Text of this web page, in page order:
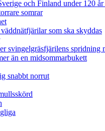
och Finland under 120 år
somrar
som ska skyddas
svingelgräsfjärilens spridning
än en midsommarbukett
snabbt norrut